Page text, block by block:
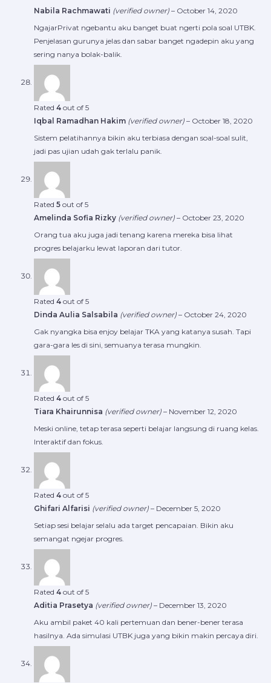
Nabila Rachmawati (verified owner) – October 14, 2020
NgajarPrivat ngebantu aku banget buat ngerti pola soal UTBK.
Penjelasan gurunya jelas dan sabar banget ngadepin aku yang
sering nanya bolak-balik.
Rated 4 out of 5
Iqbal Ramadhan Hakim (verified owner) – October 18, 2020
Sistem pelatihannya bikin aku terbiasa dengan soal-soal sulit,
jadi pas ujian udah gak terlalu panik.
Rated 5 out of 5
Amelinda Sofia Rizky (verified owner) – October 23, 2020
Orang tua aku juga jadi tenang karena mereka bisa lihat
progres belajarku lewat laporan dari tutor.
Rated 4 out of 5
Dinda Aulia Salsabila (verified owner) – October 24, 2020
Gak nyangka bisa enjoy belajar TKA yang katanya susah. Tapi
gara-gara les di sini, semuanya terasa mungkin.
Rated 4 out of 5
Tiara Khairunnisa (verified owner) – November 12, 2020
Meski online, tetap terasa seperti belajar langsung di ruang kelas.
Interaktif dan fokus.
Rated 4 out of 5
Ghifari Alfarisi (verified owner) – December 5, 2020
Setiap sesi belajar selalu ada target pencapaian. Bikin aku
semangat ngejar progres.
Rated 4 out of 5
Aditia Prasetya (verified owner) – December 13, 2020
Aku ambil paket 40 kali pertemuan dan bener-bener terasa
hasilnya. Ada simulasi UTBK juga yang bikin makin percaya diri.